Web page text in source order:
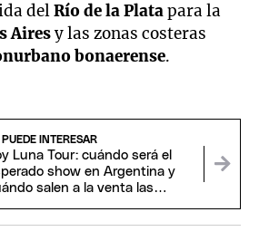
delRío de la Platapara la
Airesy las zonas costeras
bonaerense.
PUEDE INTERESAR
Luna Tour: cuándo será el
show en Argentina y
salen a la venta las